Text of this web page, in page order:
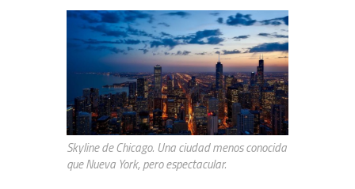
Skyline de Chicago. Una ciudad menos conocida
que Nueva York, pero espectacular.